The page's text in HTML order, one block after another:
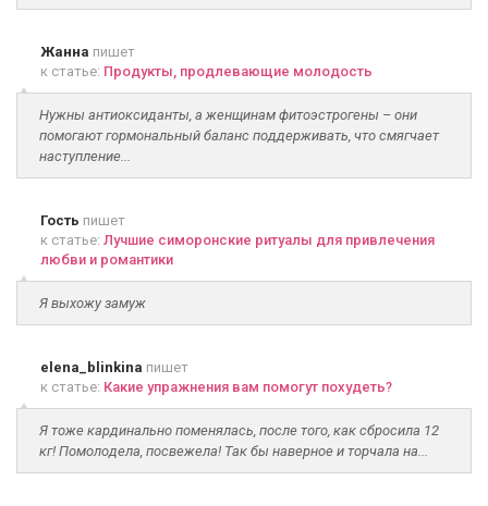
Жанна пишет
к статье: Продукты, продлевающие молодость
Нужны антиоксиданты, а женщинам фитоэстрогены – они
помогают гормональный баланс поддерживать, что смягчает
наступление...
Гость пишет
к статье: Лучшие симоронские ритуалы для привлечения
любви и романтики
Я выхожу замуж
elena_blinkina пишет
к статье: Какие упражнения вам помогут похудеть?
Я тоже кардинально поменялась, после того, как сбросила 12
кг! Помолодела, посвежела! Так бы наверное и торчала на...